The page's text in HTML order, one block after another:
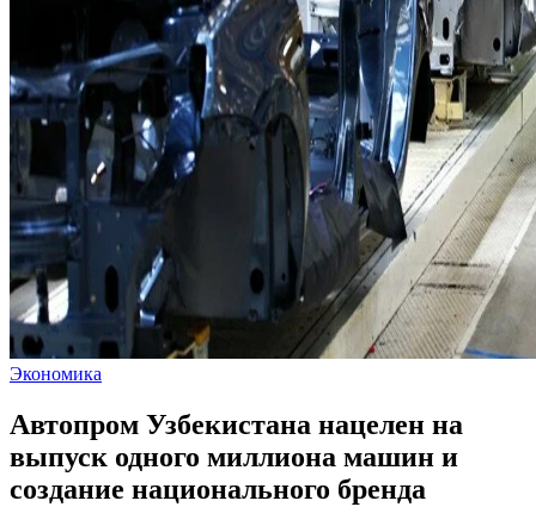
Экономика
Автопром Узбекистана нацелен на
выпуск одного миллиона машин и
создание национального бренда